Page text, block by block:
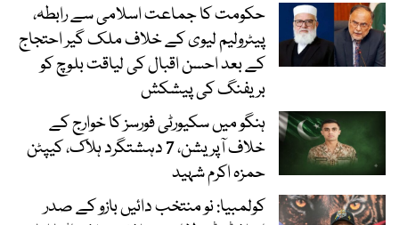
حکومت کا جماعت اسلامی سے رابطہ،
پیٹرولیم لیوی کے خلاف ملک گیر احتجاج
کے بعد احسن اقبال کی لیاقت بلوچ کو
بریفنگ کی پیشکش
ہنگو میں سکیورٹی فورسز کا خوارج کے
خلاف آپریشن، 7 دہشتگرد ہلاک، کیپٹن
حمزہ اکرم شہید
کولمبیا: نو منتخب دائیں بازو کے صدر